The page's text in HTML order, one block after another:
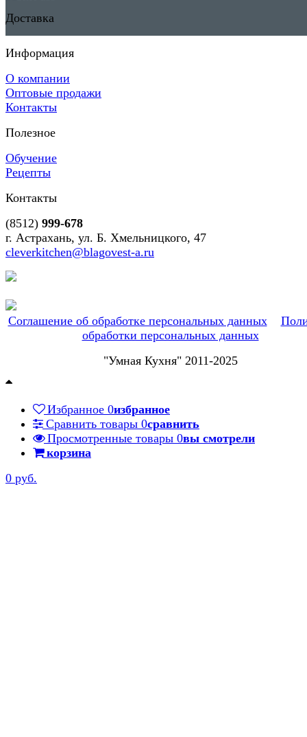
Доставка
Информация
О компании
Оптовые продажи
Контакты
Полезное
Обучение
Рецепты
Контакты
(8512) 999-678
г. Астрахань, ул. Б. Хмельницкого, 47
cleverkitchen@blagovest-a.ru
Соглашение об обработке персональных данных
обработки персональных данных
"Умная Кухня" 2011-2025
Избранное 0избранное
Сравнить товары 0сравнить
Просмотренные товары 0вы смотрели
корзина
0 руб.